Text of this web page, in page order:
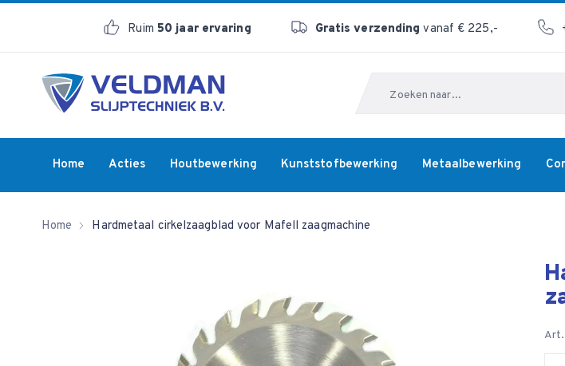
Ruim50 jaar ervaring Gratis verzending vanaf € 225,-
Home Acties Houtbewerking Kunststofbewerking Metaalbewerking
Home Hardmetaal cirkelzaagblad voor Mafell zaagmachine